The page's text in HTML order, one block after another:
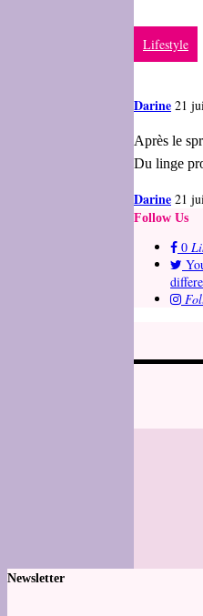
Lifestyle
Darine 21
Après le
Du linge
Darine 21
Follow Us
0
Newsletter